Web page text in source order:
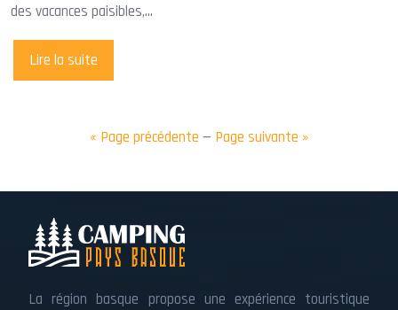
des vacances paisibles,…
Lire la suite
« Page précédente — Page suivante »
La région basque propose une expérience touristique